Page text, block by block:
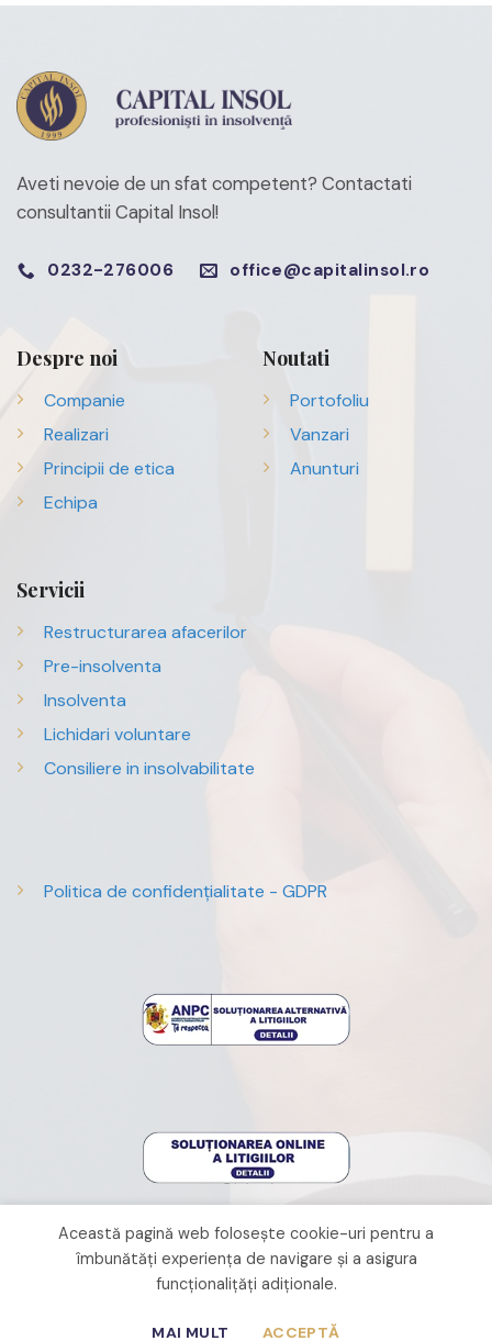
Aveti nevoie de un sfat competent? Contactati
consultantii Capital Insol!
0232-276006 office@capitalinsol.ro
Despre noi
Companie
Realizari
Principii de etica
Echipa
Noutati
Portofoliu
Vanzari
Anunturi
Servicii
Restructurarea afacerilor
Pre-insolventa
Insolventa
Lichidari voluntare
Consiliere in insolvabilitate
Politica de confidențialitate - GDPR
Această pagină web folosește cookie-uri pentru a
îmbunătăți experiența de navigare și a asigura
funcționalițăți adiționale.
MAI MULT ACCEPTĂ